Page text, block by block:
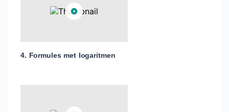
4. Formules met logaritmen